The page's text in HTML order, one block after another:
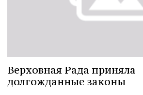
Верховная Рада приняла
долгожданные законы